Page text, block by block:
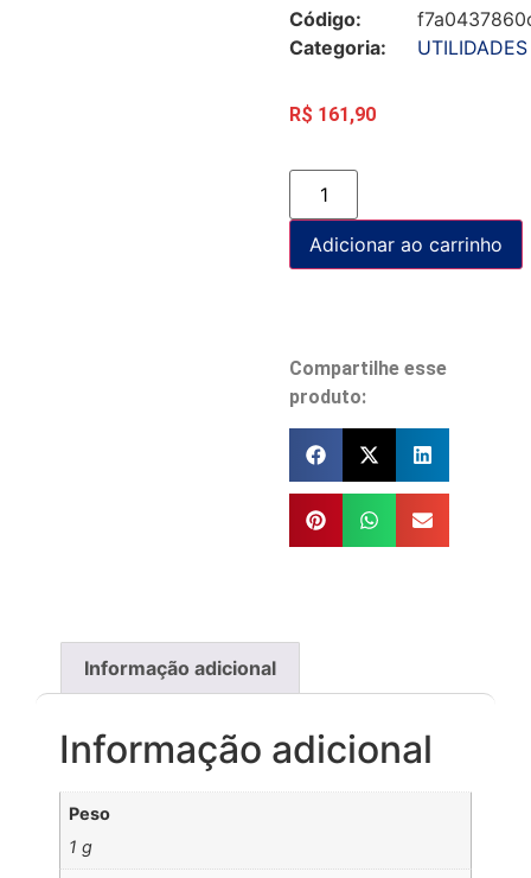
Código:
Categoria:
UTILIDADES
R$ 161,90
Adicionar ao carrinho
Compartilhe esse
produto:
Informação adicional
Informação adicional
Peso
1 g